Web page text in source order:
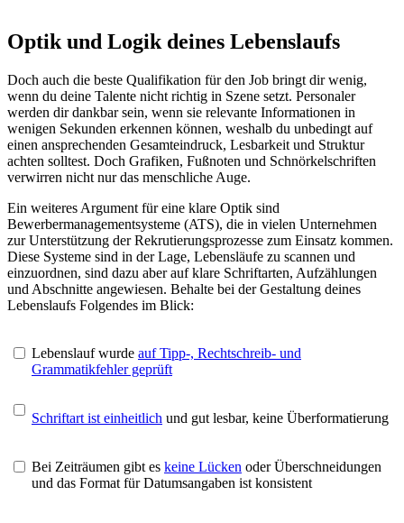
Optik und Logik deines Lebenslaufs
Doch auch die beste Qualifikation für den Job bringt dir wenig,
wenn du deine Talente nicht richtig in Szene setzt. Personaler
werden dir dankbar sein, wenn sie relevante Informationen in
wenigen Sekunden erkennen können, weshalb du unbedingt auf
einen ansprechenden Gesamteindruck, Lesbarkeit und Struktur
achten solltest. Doch Grafiken, Fußnoten und Schnörkelschriften
verwirren nicht nur das menschliche Auge.
Ein weiteres Argument für eine klare Optik sind
Bewerbermanagementsysteme (ATS), die in vielen Unternehmen
zur Unterstützung der Rekrutierungsprozesse zum Einsatz kommen.
Diese Systeme sind in der Lage, Lebensläufe zu scannen und
einzuordnen, sind dazu aber auf klare Schriftarten, Aufzählungen
und Abschnitte angewiesen. Behalte bei der Gestaltung deines
Lebenslaufs Folgendes im Blick:
Lebenslauf wurde auf Tipp-, Rechtschreib- und
Grammatikfehler geprüft
Schriftart ist einheitlich und gut lesbar, keine Überformatierung
Bei Zeiträumen gibt es keine Lücken oder Überschneidungen
und das Format für Datumsangaben ist konsistent